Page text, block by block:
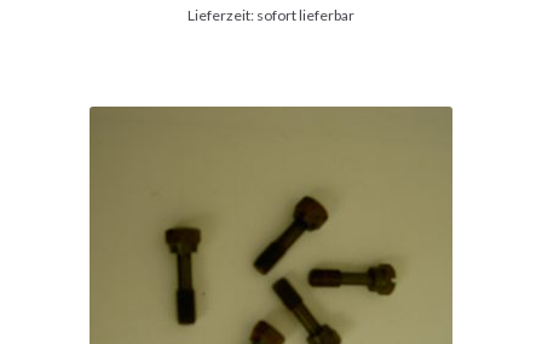
Lieferzeit: sofort lieferbar